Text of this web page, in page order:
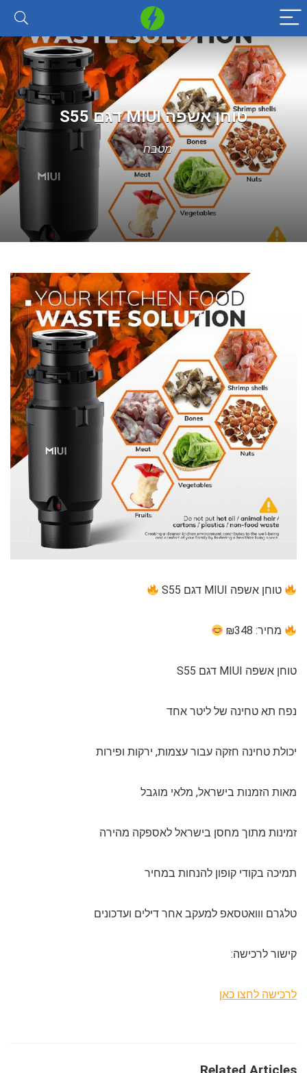
טוחן אשפה MIUI דגם S55
מטבח
טוחן אשפה MIUI דגם S55
מחיר: ₪348
טוחן אשפה MIUI דגם S55
נפח תא טחינה של ליטר אחד
יכולת טחינה חזקה עבור עצמות, ירקות ופירות
מאות הזמנות בישראל, מלאי מוגבל
זמינות מתוך מחסן בישראל לאספקה מהירה
תמיכה בקודי קופון להנחות במחיר
טלגרם ווואטסאפ למעקב אחר דילים ועדכונים
קישור לרכישה:
לרכישה לחצו כאן